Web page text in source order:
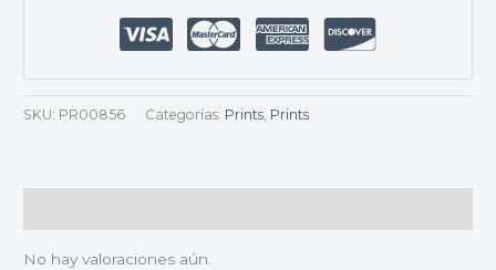
SKU: PR00856 Categorías: Prints, Prints
No hay valoraciones aún.